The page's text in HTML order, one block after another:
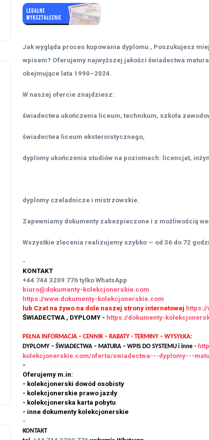
Jak wygląda proces kupowania dyplomu , Poszukujesz
wpisem? Oferujemy najwyższej jakości świadectwa
obejmujące lata 1990–2024.
W naszej ofercie znajdziesz:
świadectwa ukończenia liceum, technikum, szkoła
świadectwa liceum eksternistycznego,
dyplomy ukończenia studiów na poziomach: licencjat,
dyplomy czeladnicze i mistrzowskie.
Zapewniamy dokumenty zabezpieczone i z możliwością
Wszystkie zlecenia realizujemy szybko — od 36 do 72
-
KONTAKT
+44 744 3209 776 tylko WhatsApp
biuro@dokumenty-kolekcjonerskie.com
https://www.dokumenty-kolekcjonerskie.com
lub Czat na żywo na dole naszej strony internetowej
ŚWIADECTWA , DYPLOMY - https://dokumenty-
PEŁNA INFORMACJA – CENNIK – RABATY - TERMINY – WYSYŁKA:
DYPLOMY – ŚWIADECTWA – MATURA – WPIS DO SYSTEMU i inne -
kolekcjonerskie.com/oferta/swiadectwa---dyplomy---
-
Oferujemy m.in:
- kolekcjonerski dowód osobisty
- kolekcjonerskie prawo jazdy
- kolekcjonerska karta pobytu
- inne dokumenty kolekcjonerskie
-
KONTAKT